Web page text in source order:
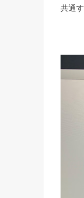
共通